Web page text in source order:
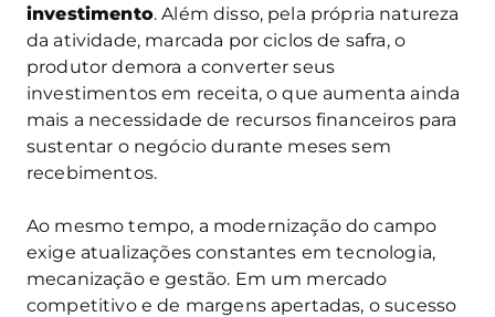
investimento. Além disso, pela própria natureza
da atividade, marcada por ciclos de safra, o
produtor demora a converter seus
investimentos em receita, o que aumenta ainda
mais a necessidade de recursos financeiros para
sustentar o negócio durante meses sem
recebimentos.
Ao mesmo tempo, a modernização do campo
exige atualizações constantes em tecnologia,
mecanização e gestão. Em um mercado
competitivo e de margens apertadas, o sucesso